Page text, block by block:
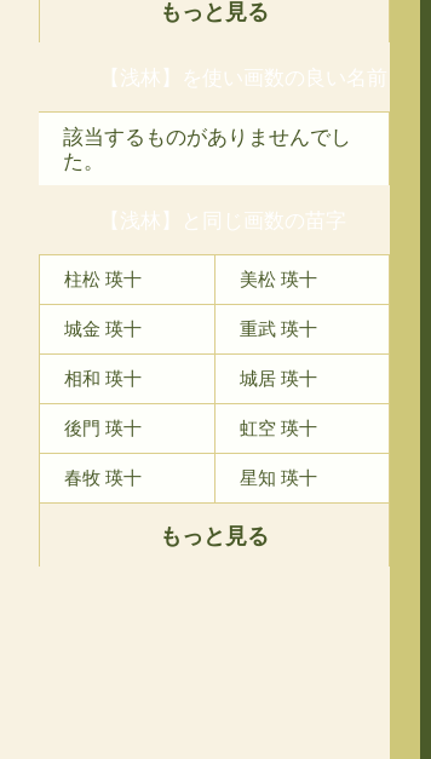
もっと見る
【浅林】を使い画数の良い名前
該当するものがありませんでし
た。
【浅林】と同じ画数の苗字
柱松 瑛十 美松 瑛十
城金 瑛十 重武 瑛十
相和 瑛十 城居 瑛十
後門 瑛十 虹空 瑛十
春牧 瑛十 星知 瑛十
もっと見る